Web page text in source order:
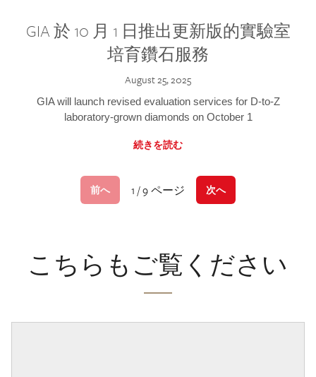
GIA 於 10 月 1 日推出更新版的實驗室
培育鑽石服務
August 25, 2025
GIA will launch revised evaluation services for D-to-Z
laboratory-grown diamonds on October 1
続きを読む
前へ 1 / 9 ページ 次へ
こちらもご覧ください